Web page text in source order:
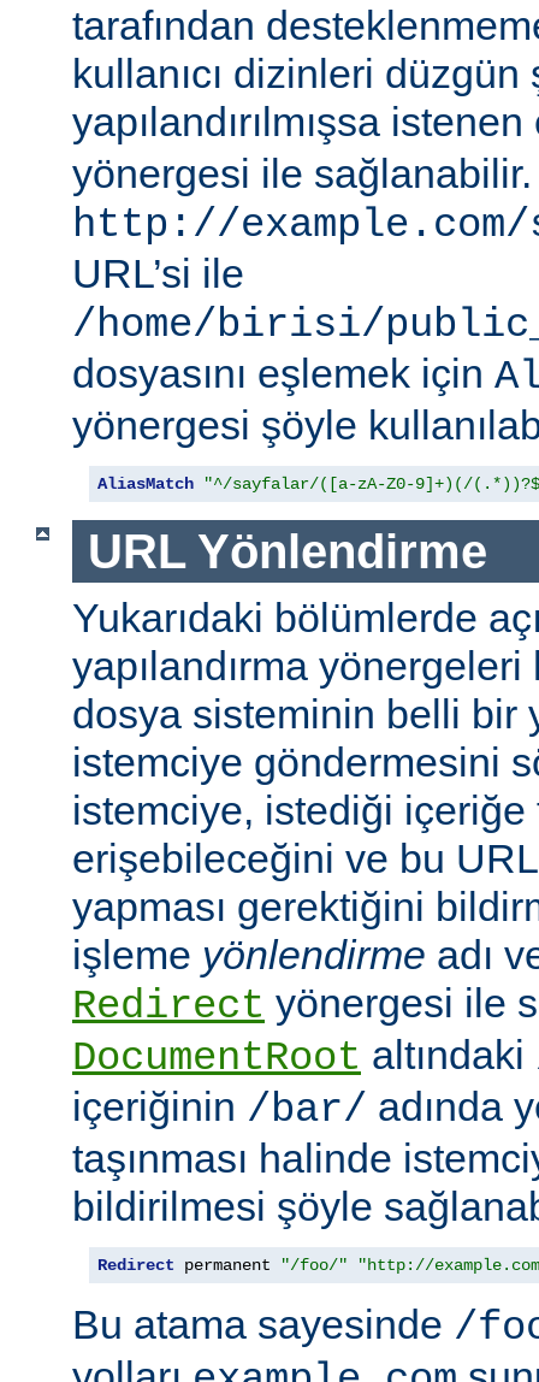
tarafından
kullanıcı dizinleri düzgün
yapılandırılmışsa
yönergesi ile
http://
URL’si ile
/home/birisi/
dosyasını eşlemek için
yönergesi şöyle
AliasMatch "^/sayfalar/([a-zA-Z0-9]+)(/
URL Yönlendirme
Yukarıdaki bölümlerde
yapılandırma yönergeleri
dosya sisteminin belli bir
istemciye göndermesini
istemciye, istediği içeriğe
erişebileceğini ve bu
yapması gerektiğini
işleme yönlendirme adı
Redirect yönergesi ile
DocumentRoot altındaki
içeriğinin /bar/ adında
taşınması halinde
bildirilmesi şöyle
Redirect permanent "/foo/" "http://
Bu atama sayesinde /